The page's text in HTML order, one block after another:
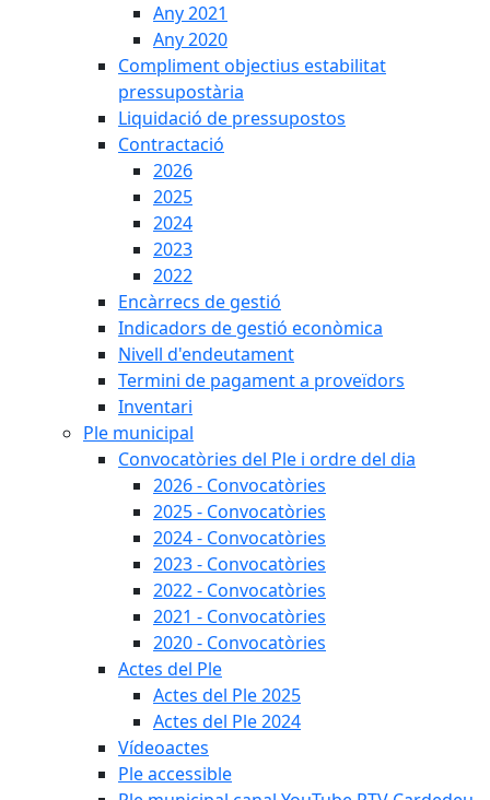
Any 2021
Any 2020
Compliment objectius estabilitat
pressupostària
Liquidació de pressupostos
Contractació
2026
2025
2024
2023
2022
Encàrrecs de gestió
Indicadors de gestió econòmica
Nivell d'endeutament
Termini de pagament a proveïdors
Inventari
Ple municipal
Convocatòries del Ple i ordre del dia
2026 - Convocatòries
2025 - Convocatòries
2024 - Convocatòries
2023 - Convocatòries
2022 - Convocatòries
2021 - Convocatòries
2020 - Convocatòries
Actes del Ple
Actes del Ple 2025
Actes del Ple 2024
Vídeoactes
Ple accessible